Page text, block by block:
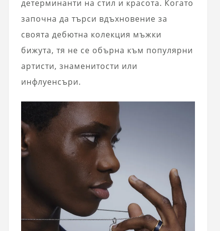
детерминанти на стил и красота. Когато
започна да търси вдъхновение за
своята дебютна колекция мъжки
бижута, тя не се обърна към популярни
артисти, знаменитости или
инфлуенсъри.